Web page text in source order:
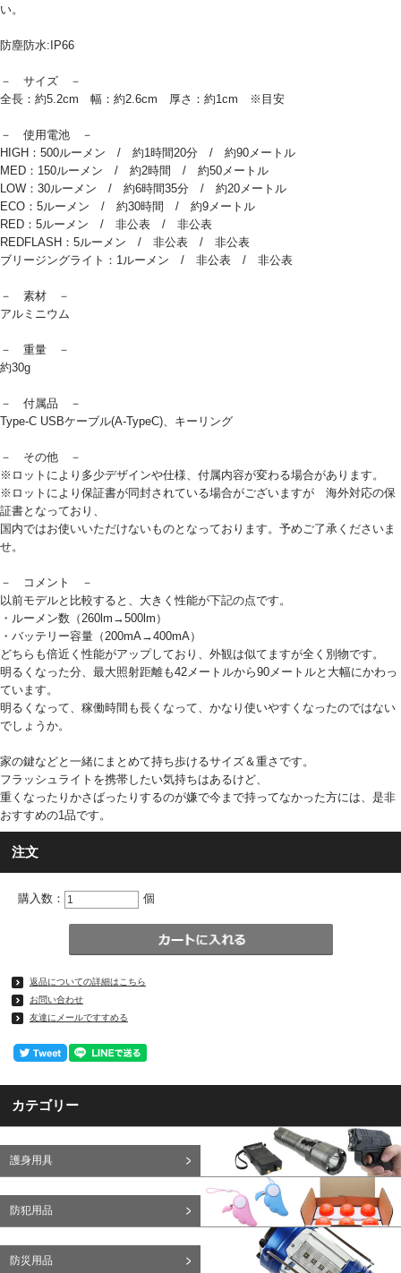
い。
防塵防水:IP66
－ サイズ －
全長：約5.2cm 幅：約2.6cm 厚さ：約1cm ※目安
－ 使用電池 －
HIGH：500ルーメン / 約1時間20分 / 約90メートル
MED：150ルーメン / 約2時間 / 約50メートル
LOW：30ルーメン / 約6時間35分 / 約20メートル
ECO：5ルーメン / 約30時間 / 約9メートル
RED：5ルーメン / 非公表 / 非公表
REDFLASH：5ルーメン / 非公表 / 非公表
ブリージングライト：1ルーメン / 非公表 / 非公表
－ 素材 －
アルミニウム
－ 重量 －
約30g
－ 付属品 －
Type-C USBケーブル(A-TypeC)、キーリング
－ その他 －
※ロットにより多少デザインや仕様、付属内容が変わる場合があります。
※ロットにより保証書が同封されている場合がございますが 海外対応の保
証書となっており、
国内ではお使いいただけないものとなっております。予めご了承くださいま
せ。
－ コメント －
以前モデルと比較すると、大きく性能が下記の点です。
・ルーメン数（260lm→500lm）
・バッテリー容量（200mA→400mA）
どちらも倍近く性能がアップしており、外観は似てますが全く別物です。
明るくなった分、最大照射距離も42メートルから90メートルと大幅にかわっ
ています。
明るくなって、稼働時間も長くなって、かなり使いやすくなったのではない
でしょうか。
家の鍵などと一緒にまとめて持ち歩けるサイズ＆重さです。
フラッシュライトを携帯したい気持ちはあるけど、
重くなったりかさばったりするのが嫌で今まで持ってなかった方には、是非
おすすめの1品です。
注文
購入数： 個
返品についての詳細はこちら
お問い合わせ
友達にメールですすめる
カテゴリー
護身用具
防犯用品
防災用品